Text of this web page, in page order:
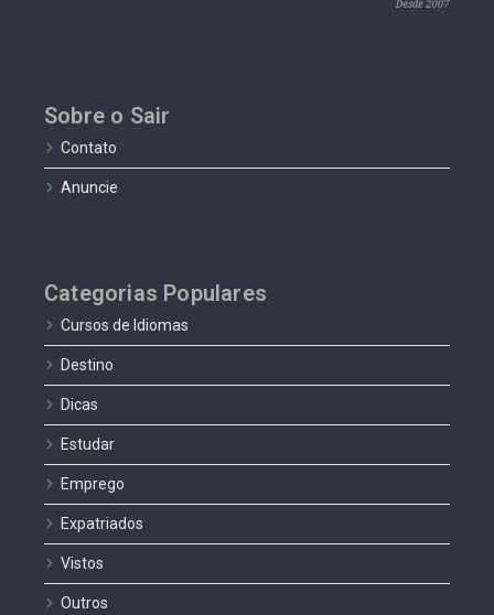
Sobre o Sair
Contato
Anuncie
Categorias Populares
Cursos de Idiomas
Destino
Dicas
Estudar
Emprego
Expatriados
Vistos
Outros